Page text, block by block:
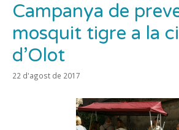
Campanya de
mosquit tigre a la
d’Olot
22 d'agost de 2017